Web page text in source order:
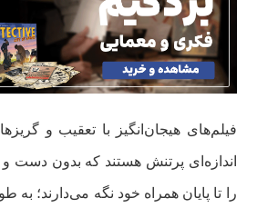
فیلم‌های هیجان‌انگیز با تعقیب و
اندازه‌ای پرتنش هستند که بدون دست
را تا پایان همراه خود نگه می‌دارند؛